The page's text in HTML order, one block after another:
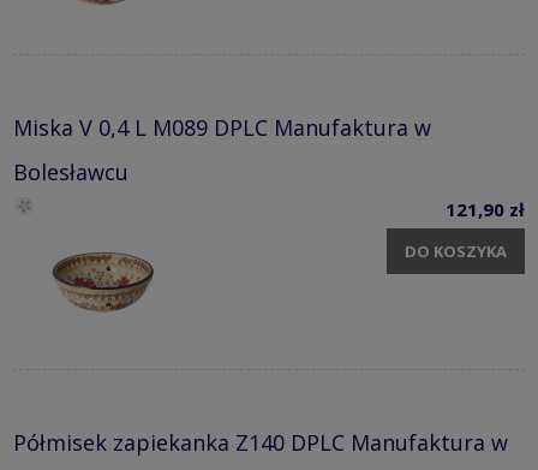
Miska V 0,4 L M089 DPLC Manufaktura w
Bolesławcu
121,90 zł
DO KOSZYKA
Półmisek zapiekanka Z140 DPLC Manufaktura w